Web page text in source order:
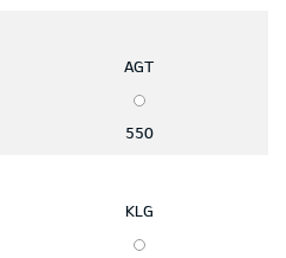
AGT
550
KLG